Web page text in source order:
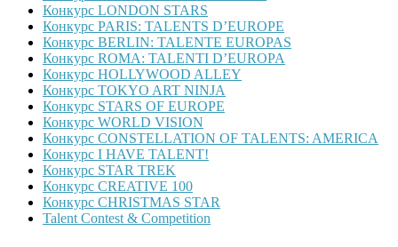
Конкурс LONDON STARS
Конкурс PARIS: TALENTS D’EUROPE
Конкурс BERLIN: TALENTE EUROPAS
Конкурс ROMA: TALENTI D’EUROPA
Конкурс HOLLYWOOD ALLEY
Конкурс TOKYO ART NINJA
Конкурс STARS OF EUROPE
Конкурс WORLD VISION
Конкурс CONSTELLATION OF TALENTS: AMERICA
Конкурс I HAVE TALENT!
Конкурс STAR TREK
Конкурс CREATIVE 100
Конкурс CHRISTMAS STAR
Talent Contest & Competition